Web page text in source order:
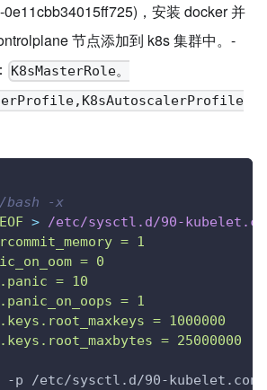
0e11cbb34015ff725)，安装 docker 并
节点添加到 k8s 集群中。-
K8sMasterRole。
-x
EOF > /etc/sysctl.d/90-
= 1
= 0
= 10
= 1
= 1000000
= 25000000
-p /etc/sysctl.d/90-kubelet.conf